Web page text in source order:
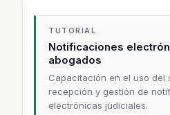
TUTORIAL
Notificaciones
abogados
Capacitación en el uso del
recepción y gestión de
electrónicas judiciales.